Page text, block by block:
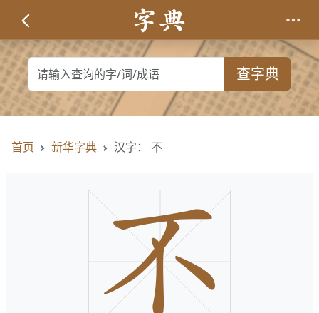
查字典
首页 新华字典 汉字： 不